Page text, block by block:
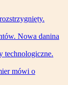
Nowa danina
technologiczne.
mówi o